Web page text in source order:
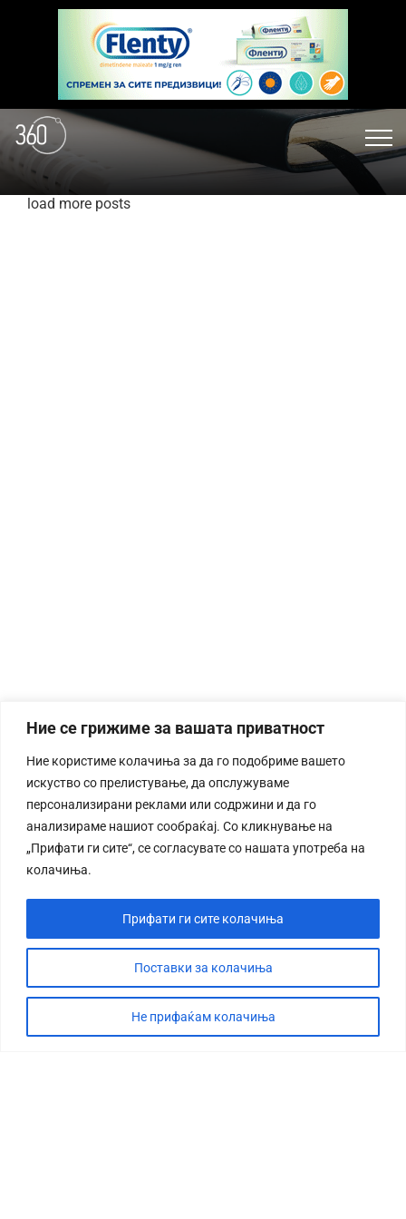
Ние се грижиме за вашата приватност
Ние користиме колачиња за да го подобриме вашето
искуство со прелистување, да опслужуваме
персонализирани реклами или содржини и да го
анализираме нашиот сообраќај. Со кликнување на
„Прифати ги сите“, се согласувате со нашата употреба на
колачиња.
Поставки за колачиња
Не прифаќам колачиња
Прифати ги сите колачиња
load more posts
СТОРИЈА
ДЕБАТА